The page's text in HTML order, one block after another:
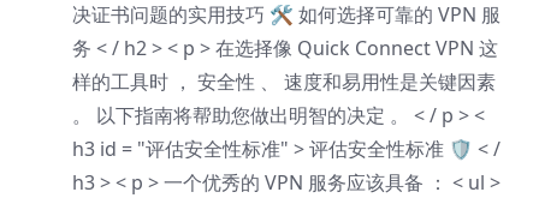
决证书问题的实用技巧 🛠️ 如何选择可靠的 VPN 服
务 < / h2 > < p > 在选择像 Quick Connect VPN 这
样的工具时 ， 安全性 、 速度和易用性是关键因素
。 以下指南将帮助您做出明智的决定 。 < / p > <
h3 id = "评估安全性标准" > 评估安全性标准 🛡️ < /
h3 > < p > 一个优秀的 VPN 服务应该具备 ： < ul >